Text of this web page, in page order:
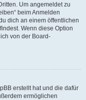
Um angemeldet zu
beim Anmelden
dich an einem öffentlichen
Wenn diese Option
von der Board-
erstellt hat und die dafür
ermöglichen